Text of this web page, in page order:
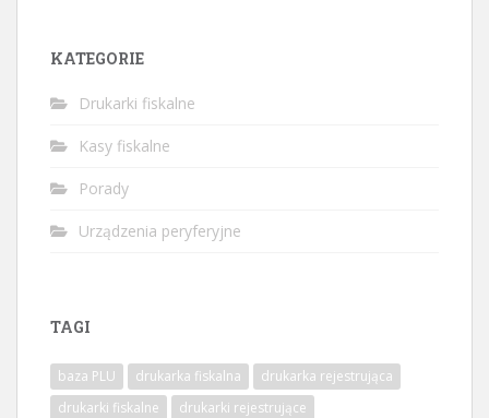
KATEGORIE
Drukarki fiskalne
Kasy fiskalne
Porady
Urządzenia peryferyjne
TAGI
baza PLU drukarka fiskalna
drukarka rejestrująca
drukarki fiskalne
drukarki rejestrujące